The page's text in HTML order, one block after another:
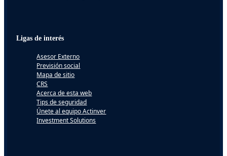
Ligas de interés
Asesor Externo
Previsión social
Mapa de sitio
CRS
Acerca de esta web
Tips de seguridad
Únete al equipo Actinver
Investment Solutions